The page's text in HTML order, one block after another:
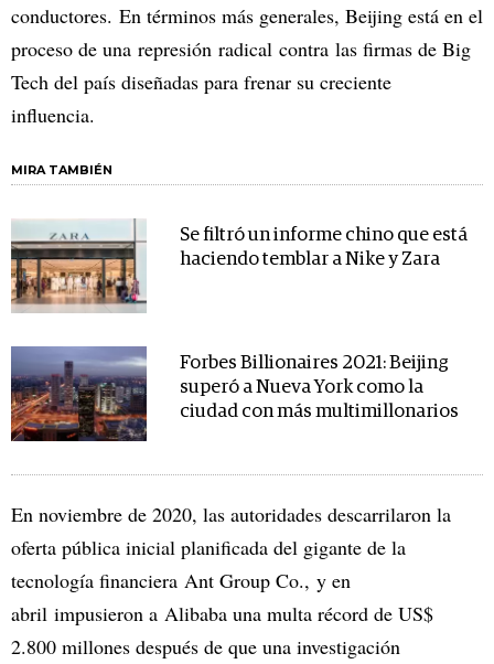
conductores. En términos más generales, Beijing está en el
proceso de una represión radical contra las firmas de Big
Tech del país diseñadas para frenar su creciente
influencia.
MIRA TAMBIÉN
Se filtró un informe chino que está
haciendo temblar a Nike y Zara
Forbes Billionaires 2021: Beijing
superó a Nueva York como la
ciudad con más multimillonarios
En noviembre de 2020, las autoridades descarrilaron la
oferta pública inicial planificada del gigante de la
tecnología financiera Ant Group Co., y en
abril impusieron a Alibaba una multa récord de US$
2.800 millones después de que una investigación